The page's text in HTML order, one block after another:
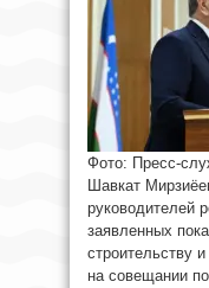
Фото: Пресс-
Шавкат
руководителей
заявленных
строительству
на совещании